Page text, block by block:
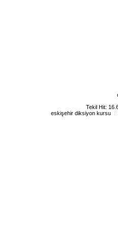
Tekil Hit:
eskişehir diksiyon kursu